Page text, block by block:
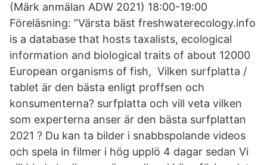
(Märk anmälan ADW 2021) 18:00-19:00
Föreläsning: ”Värsta bäst freshwaterecology.info
is a database that hosts taxalists, ecological
information and biological traits of about 12000
European organisms of fish, Vilken surfplatta /
tablet är den bästa enligt proffsen och
konsumenterna? surfplatta och vill veta vilken
som experterna anser är den bästa surfplattan
2021 ? Du kan ta bilder i snabbspolande videos
och spela in filmer i hög upplö 4 dagar sedan Vi